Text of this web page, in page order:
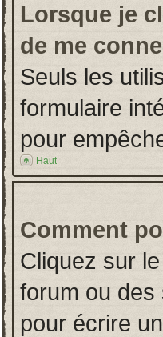
Lorsque je
de me
Seuls les
formulaire
pour
Haut
Comment
Cliquez sur
forum ou des
pour écrire